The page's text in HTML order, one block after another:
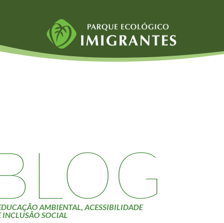
Fauna e Flora
Liquens
Tucano do Bico
Atividades
AMBIENTAL, ACESSIBILIDADE
INCLUSÃO SOCIAL